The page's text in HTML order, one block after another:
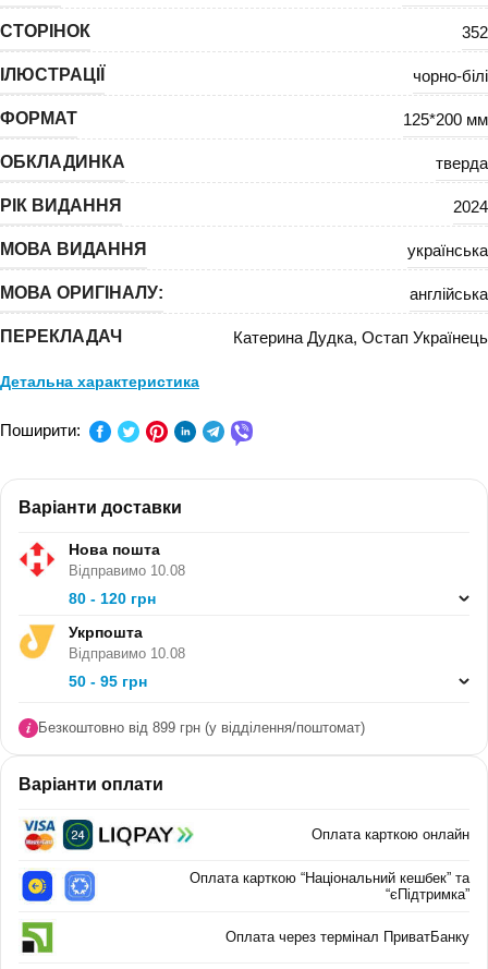
СТОРІНОК 352
ІЛЮСТРАЦІЇ чорно-білі
ФОРМАТ 125*200 мм
ОБКЛАДИНКА тверда
РІК ВИДАННЯ 2024
МОВА ВИДАННЯ українська
МОВА ОРИГІНАЛУ: англійська
ПЕРЕКЛАДАЧ Катерина Дудка, Остап Українець
Детальна характеристика
ПРЕДМЕТ:
СЕРІЯ:
В ПАЧЦІ (ШТ):
Поширити:
Варіанти доставки
Нова пошта
Відправимо 10.08
80 - 120 грн
Укрпошта
Відправимо 10.08
50 - 95 грн
Безкоштовно від 899 грн (у відділення/поштомат)
Варіанти оплати
Оплата карткою онлайн
Оплата карткою “Національний кешбек” та
“єПідтримка”
Оплата через термінал ПриватБанку